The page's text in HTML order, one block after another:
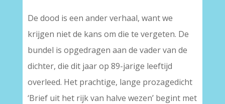
De dood is een ander verhaal, want we
krijgen niet de kans om die te vergeten. De
bundel is opgedragen aan de vader van de
dichter, die dit jaar op 89-jarige leeftijd
overleed. Het prachtige, lange prozagedicht
‘Brief uit het rijk van halve wezen’ begint met